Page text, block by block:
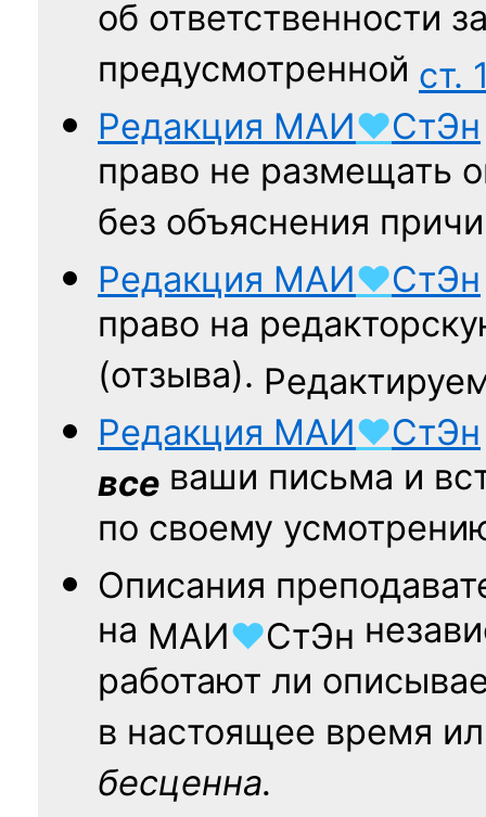
об ответственности
предусмотренной ст.
Редакция МАИ♥СтЭн
право не размещать
без объяснения
Редакция МАИ♥СтЭн
право на
(отзыва).
Редакция МАИ♥СтЭн
все ваши письма и
по своему
Описания
на МАИ♥СтЭн
работают ли
в настоящее время
бесценна.